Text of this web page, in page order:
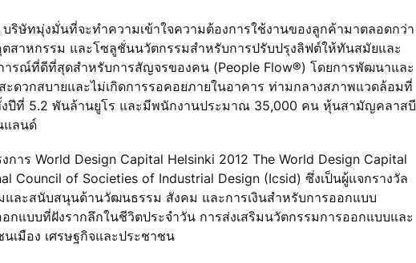
ษัทมุ่งมั่นที่จะทำความเข้าใจความต้องการใช้งานของลูกค้ามาตลอดกว่า
สาหกรรม และโซลูชั่นนวัตกรรมสำหรับการปรับปรุงลิฟต์ให้ทันสมัยและ
รณ์ที่ดีที่สุดสำหรับการสัญจรของคน (People Flow®) โดยการพัฒนาและ
วกสบายและไม่เกิดการรอคอยภายในอาคาร ท่ามกลางสภาพแวดล้อมที่
งปีที่ 5.2 พันล้านยูโร และมีพนักงานประมาณ 35,000 คน หุ้นสามัญคลาสบี
แลนด์
ร World Design Capital Helsinki 2012 The World Design Capital
Council of Societies of Industrial Design (Icsid) ซึ่งเป็นผู้แจกรางวัล
และสนับสนุนด้านวัฒนธรรม สังคม และการเงินสำหรับการออกแบบ
กแบบที่ฝังรากลึกในชีวิตประจำวัน การส่งเสริมนวัตกรรมการออกแบบและ
เมือง เศรษฐกิจและประชาชน